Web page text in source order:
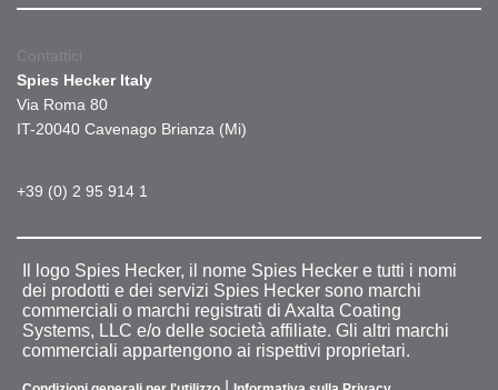
Contattici
Spies Hecker Italy
Via Roma 80
IT-20040 Cavenago Brianza (Mi)
+39 (0) 2 95 914 1
Il logo Spies Hecker, il nome Spies Hecker e tutti i nomi
dei prodotti e dei servizi Spies Hecker sono marchi
commerciali o marchi registrati di Axalta Coating
Systems, LLC e/o delle società affiliate. Gli altri marchi
commerciali appartengono ai rispettivi proprietari.